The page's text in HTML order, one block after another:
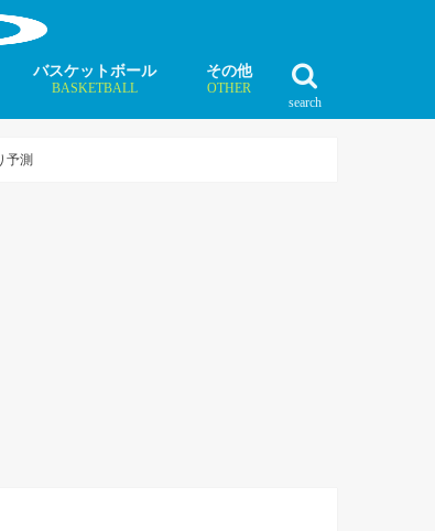
search
バスケットボール
BASKETBALL
その他
OTHER
予測